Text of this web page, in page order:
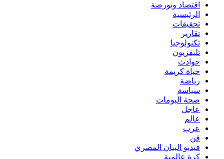
اقتصاد وبورصة
الرئيسية
تحقيقات
تقارير
تكنولوجيا
تليفزيون
حوادث
حياة كريمة
رياضة
سياسة
صحة البومات
عاجل
عالم
عرب
فن
فيديو البيان المصري
كرة عالمية